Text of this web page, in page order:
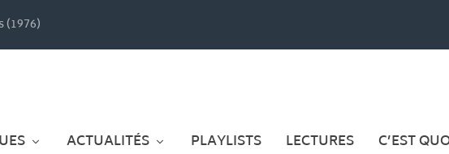
(1976)
ACTUALITÉS PLAYLISTS LECTURES C’EST